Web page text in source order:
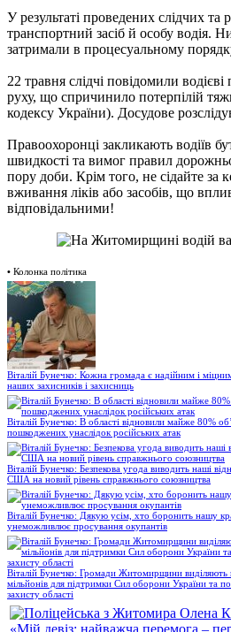
У результаті проведених слідчих та
транспортний засіб й особу водія.
затримали в процесуальному
22 травня слідчі повідомили
руху, що спричинило потерпілій
кодексу України). Досудове
Правоохоронці закликають водіїв
швидкості та вимог правил
пору доби. Крім того, не сідайте за
вживання ліків або засобів, що
відповідальними!
• Колонка політика
Віталій Бунечко: Кожна громада є надійним і
наших захисників і захисниць
Віталій Бунечко: В області відновили майже 80%
пошкоджених унаслідок російських атак
Віталій Бунечко: Безпекова угода виводить наші
США на новий рівень справжнього союзництва
Віталій Бунечко: Дякую усім, хто боронить нашу
унеможливлює просування окупантів
Віталій Бунечко: Громади Житомирщини виділяють
мільйонів для підтримки Сил оборони України та
захисту області